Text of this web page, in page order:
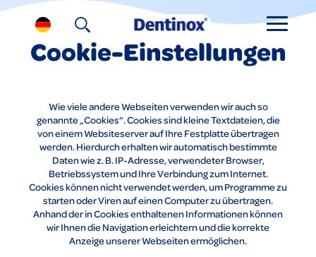
Cookie-Einstellungen
Wie viele andere Webseiten verwenden wir auch so
genannte „Cookies“. Cookies sind kleine Textdateien, die
von einem Websiteserver auf Ihre Festplatte übertragen
werden. Hierdurch erhalten wir automatisch bestimmte
Daten wie z. B. IP-Adresse, verwendeter Browser,
Betriebssystem und Ihre Verbindung zum Internet.
Cookies können nicht verwendet werden, um Programme zu
starten oder Viren auf einen Computer zu übertragen.
Anhand der in Cookies enthaltenen Informationen können
wir Ihnen die Navigation erleichtern und die korrekte
Anzeige unserer Webseiten ermöglichen.